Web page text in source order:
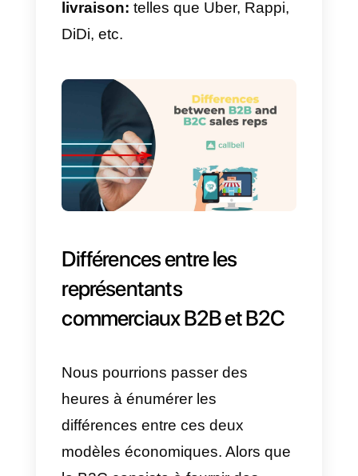
f) Service de création de
boutiques en ligne:
entreprises ou les entrepreneurs
qui souhaitent créer leurs
boutiques en ligne par le biais de
ces systèmes de gestion de
contenu tels queShopify
Modèle commercial B2C:
Exemples
D’autre part, le modèle
commercial B2C s’adresse aux
clients finaux, comme mentionné
ci-dessus. Ce type d’entreprise